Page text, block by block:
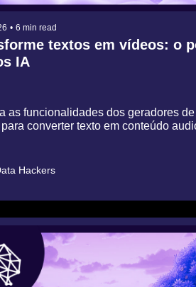
• 6 min read
textos em vídeos: o
IA
as funcionalidades dos geradores
converter texto em conteúdo
Hackers